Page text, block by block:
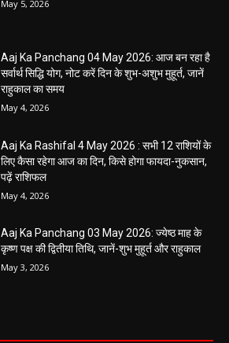
May 5, 2026
Aaj Ka Panchang 04 May 2026: आज बन रहा है
सर्वार्थ सिद्धि योग, नोट करें दिन के शुभ-अशुभ मुहूर्त, जानें
राहुकाल का समय
May 4, 2026
Aaj Ka Rashifal 4 May 2026 : सभी 12 राशियों के
लिए कैसा रहेगा आज का दिन, किसे होगा फायदा-नुकसान,
पढ़ें राशिफल
May 4, 2026
Aaj Ka Panchang 03 May 2026: ज्येष्ठ माह के
कृष्ण पक्ष की द्वितीया तिथि, जानें-शुभ मुहूर्त और राहुकाल
May 3, 2026